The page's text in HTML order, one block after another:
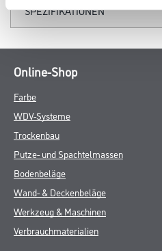
SPEZIFIKATIONEN
Online-Shop
Farbe
WDV-Systeme
Trockenbau
Putze- und Spachtelmassen
Bodenbeläge
Wand- & Deckenbeläge
Werkzeug & Maschinen
Verbrauchmaterialien